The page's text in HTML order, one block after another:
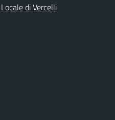
di Vercelli